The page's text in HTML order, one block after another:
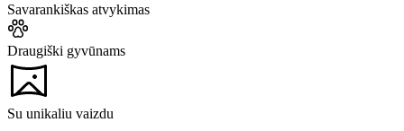
Savarankiškas atvykimas
Draugiški gyvūnams
Su unikaliu vaizdu